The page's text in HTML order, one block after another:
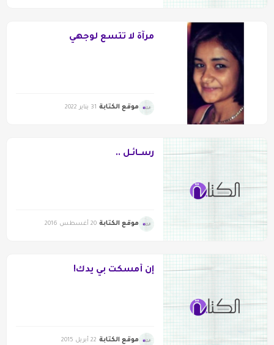
مرآة لا تتسع لوجهي
موقع الكتابة 31 يناير 2022
رســائـل ..
موقع الكتابة 20 أغسطس 2016
إن أمسكت بي يدك!
موقع الكتابة 22 أبريل 2015